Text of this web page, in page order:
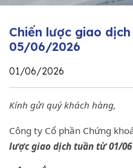
Chiến lược giao
05/06/2026
01/06/2026
Kính gửi quý khách hàng,
Công ty Cổ phần Chứng
lược giao dịch tuần từ 01/06